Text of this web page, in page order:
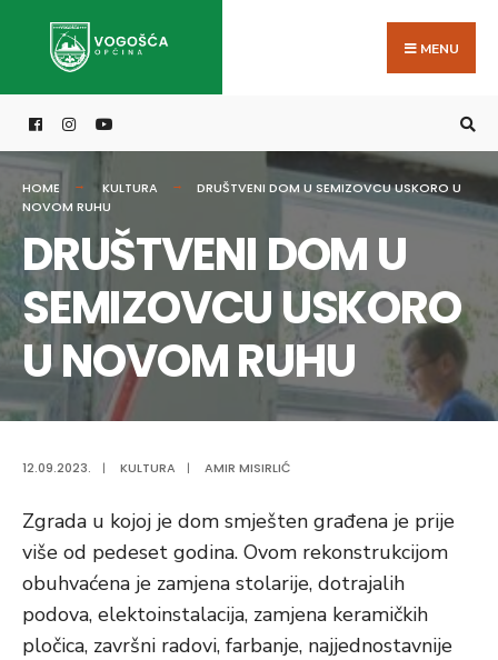
MENU
HOME KULTURA
DRUŠTVENI DOM U SEMIZOVCU USKORO U
NOVOM RUHU
DRUŠTVENI DOM U
SEMIZOVCU USKORO
U NOVOM RUHU
12.09.2023. | KULTURA | AMIR MISIRLIĆ
Zgrada u kojoj je dom smješten građena je prije
više od pedeset godina. Ovom rekonstrukcijom
obuhvaćena je zamjena stolarije, dotrajalih
podova, elektoinstalacija, zamjena keramičkih
pločica, završni radovi, farbanje, najjednostavnije
for: